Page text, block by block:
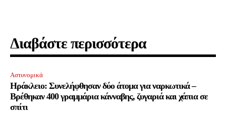
Διαβάστε περισσότερα
Αστυνομικά
Ηράκλειο: Συνελήφθησαν δύο άτομα για ναρκωτικά –
Βρέθηκαν 400 γραμμάρια κάνναβης, ζυγαριά και χάπια σε
σπίτι